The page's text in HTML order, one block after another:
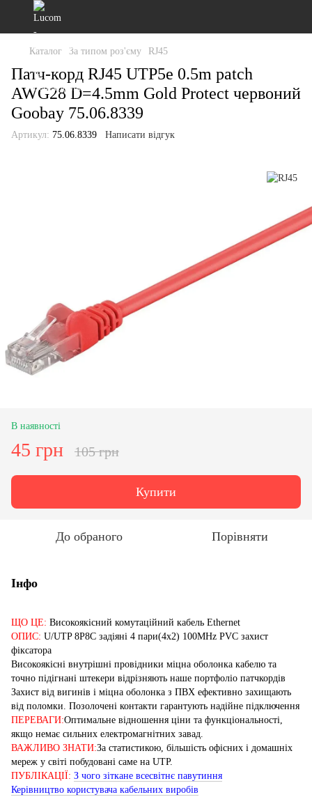
Каталог За типом роз'єму RJ45
Патч-корд RJ45 UTP5e 0.5m patch
AWG28 D=4.5mm Gold Protect червоний
Goobay 75.06.8339
Артикул: 75.06.8339 Написати відгук
В наявності
45 грн 105 грн
Купити
До обраного Порівняти
Інфо
ЩО ЦЕ: Високоякісний комутаційний кабель Ethernet
ОПИС: U/UTP 8P8C задіяні 4 пари(4x2) 100MHz PVC захист
фіксатора
Високоякісні внутрішні провідники міцна оболонка кабелю та
точно підігнані штекери відрізняють наше портфоліо патчкордів
Захист від вигинів і міцна оболонка з ПВХ ефективно захищають
від поломки. Позолочені контакти гарантують надійне підключення
ПЕРЕВАГИ:Оптимальне відношення ціни та функціональності,
якщо немає сильних електромагнітних завад.
ВАЖЛИВО ЗНАТИ:За статистикою, більшість офісних і домашніх
мереж у світі побудовані саме на UTP.
ПУБЛІКАЦІЇ: З чого зіткане всесвітнє павутиння
Керівництво користувача кабельних виробів